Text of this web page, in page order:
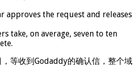
approves the request and releases
take, on average, seven to ten
等收到Godaddy的确认信，整个域